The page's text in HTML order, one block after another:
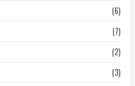
(6)
(7)
(2)
(3)